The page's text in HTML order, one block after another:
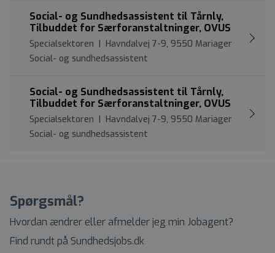
Social- og Sundhedsassistent til Tårnly,
Tilbuddet for Særforanstaltninger, OVUS
Specialsektoren | Havndalvej 7-9, 9550 Mariager
Social- og sundhedsassistent
Social- og Sundhedsassistent til Tårnly,
Tilbuddet for Særforanstaltninger, OVUS
Specialsektoren | Havndalvej 7-9, 9550 Mariager
Social- og sundhedsassistent
Spørgsmål?
Hvordan ændrer eller afmelder jeg min Jobagent?
Find rundt på Sundhedsjobs.dk